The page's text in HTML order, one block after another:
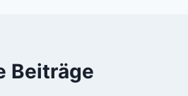
Beiträge